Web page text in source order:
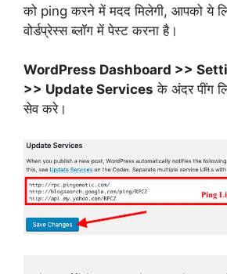
को ping करने में मदद मिलेगी, आपको ये
वोर्डप्रेस्स ब्लॉग में पेस्ट करना है।
WordPress Dashboard >>
>> Update Services के अंदर पींग
सेव करे।